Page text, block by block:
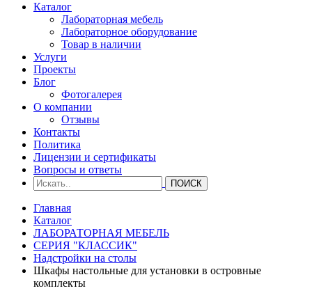
Каталог
Лабораторная мебель
Лабораторное оборудование
Товар в наличии
Услуги
Проекты
Блог
Фотогалерея
О компании
Отзывы
Контакты
Политика
Лицензии и сертификаты
Вопросы и ответы
Главная
Каталог
ЛАБОРАТОРНАЯ МЕБЕЛЬ
СЕРИЯ "КЛАССИК"
Надстройки на столы
Шкафы настольные для установки в островные
комплекты